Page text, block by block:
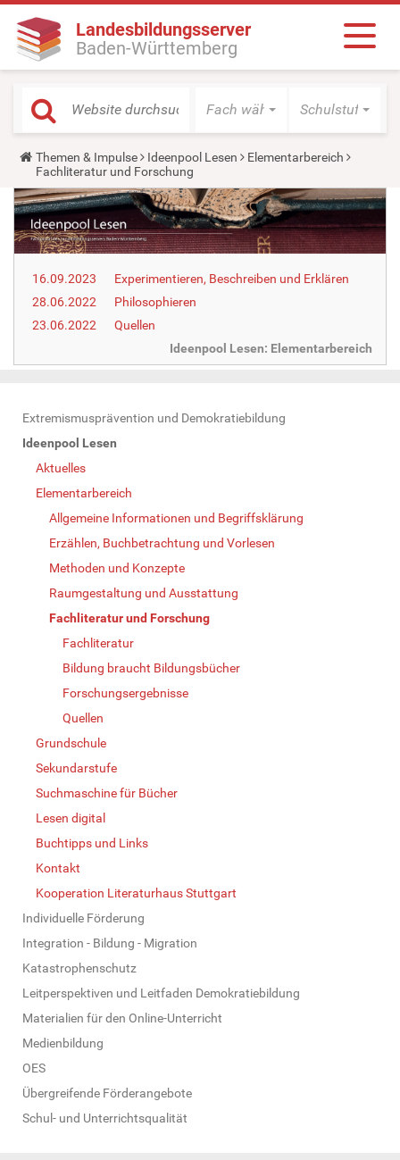
Landesbildungsserver
Baden-Württemberg
Fach wählen Schulstufe
Y
o
u
a
r
e
h
e
e
:
Themen & Impulse Ideenpool Lesen
Elementarbereich
Fachliteratur und Forschung
16.09.2023
Experimentieren, Beschreiben und Erklären
28.06.2022
Philosophieren
23.06.2022
Quellen
Ideenpool Lesen: Elementarbereich
N
a
Extremismusprävention und Demokratiebildung
Ideenpool Lesen
Aktuelles
Elementarbereich
Allgemeine Informationen und Begriffsklärung
Erzählen, Buchbetrachtung und Vorlesen
Methoden und Konzepte
Raumgestaltung und Ausstattung
Fachliteratur und Forschung
Fachliteratur
Bildung braucht Bildungsbücher
Forschungsergebnisse
Quellen
Grundschule
Sekundarstufe
Suchmaschine für Bücher
Lesen digital
Buchtipps und Links
Kontakt
Kooperation Literaturhaus Stuttgart
Individuelle Förderung
Integration - Bildung - Migration
Katastrophenschutz
Leitperspektiven und Leitfaden Demokratiebildung
Materialien für den Online-Unterricht
Medienbildung
OES
Übergreifende Förderangebote
Schul- und Unterrichtsqualität